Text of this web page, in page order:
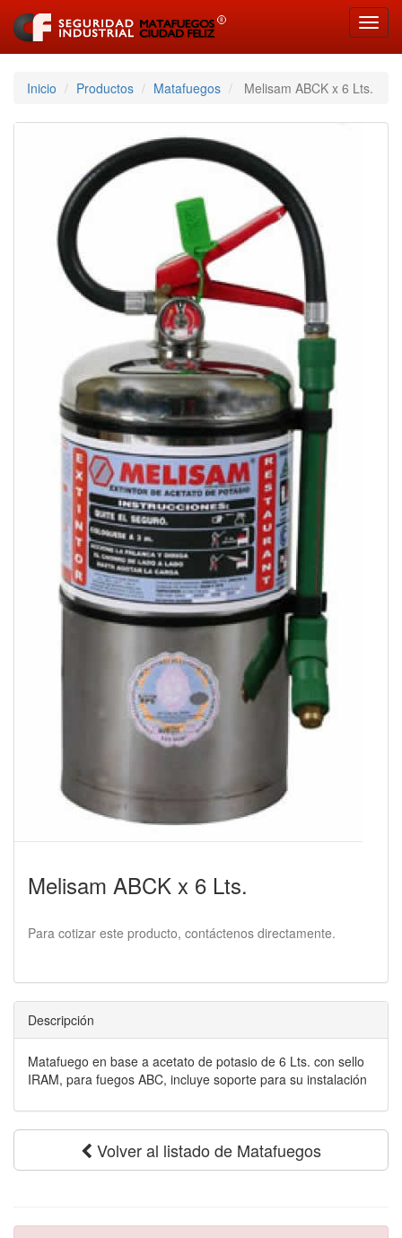
Inicio Productos Matafuegos Melisam ABCK x 6 Lts.
Melisam ABCK x 6 Lts.
Para cotizar este producto, contáctenos directamente.
Descripción
Matafuego en base a acetato de potasio de 6 Lts. con sello
IRAM, para fuegos ABC, incluye soporte para su instalación
Volver al listado de Matafuegos